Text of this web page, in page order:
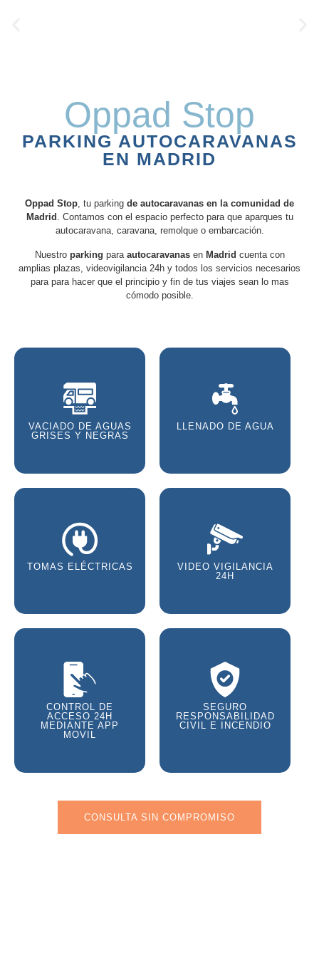
Oppad Stop
PARKING AUTOCARAVANAS
EN MADRID
Oppad Stop, tu parking de autocaravanas en la comunidad de
Madrid . Contamos con el espacio perfecto para que aparques tu
autocaravana, caravana, remolque o embarcación.
Nuestro parking para autocaravanasen Madrid cuenta con
amplias plazas, videovigilancia 24h y todos los servicios necesarios
para para hacer que el principio y fin de tus viajes sean lo mas
cómodo posible.
VACIADO DE AGUAS
GRISES Y NEGRAS
LLENADO DE AGUA
TOMAS ELÉCTRICAS
VIDEO VIGILANCIA
24H
CONTROL DE
ACCESO 24H
MEDIANTE APP
MOVIL
SEGURO
RESPONSABILIDAD
CIVIL E INCENDIO
CONSULTA SIN COMPROMISO